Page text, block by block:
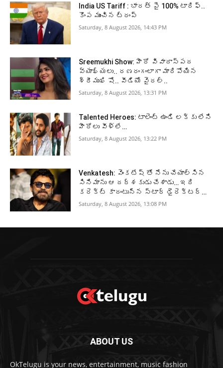
India US Tariff : భారత్ పై 100% టారిఫ్..
కొంప ముంచిన ట్రంప్
Saturday, 8 August 2026, 14:43 PM
Sreemukhi Show: హీరో వివాదాస్పద
వ్యాఖ్యలు.. రణరంగంలాగా మారిపోయిన
శ్రీముఖి షో.. వీడియో వైరల్..
Saturday, 8 August 2026, 13:31 PM
Talented Heroes: టాలెంట్ ఉండి లక్కు లేని
హీరోలు వీళ్లే…
Saturday, 8 August 2026, 13:22 PM
Venkatesh: వెంకటేష్ తో నేను చేయాల్సిన
సినిమాను ఆ దర్శకుడు చేశాడు… ఇది
కరెక్ట్ కాదంటున్న స్టార్ డైరెక్టర్…
Saturday, 8 August 2026, 13:08 PM
ABOUT US
OkTelugu is your news, entertainment, music fashion